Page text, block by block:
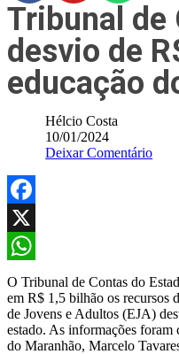
Tribunal de
desvio de
educação
Hélcio Costa
10/01/2024
Deixar Comentário
Facebook
X
WhatsApp
O Tribunal de Contas do
em R$ 1,5 bilhão os recursos
de Jovens e Adultos (EJA)
estado. As informações
do Maranhão, Marcelo